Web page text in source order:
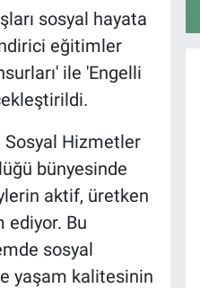
sosyal hayata
eğitimler
ile 'Engelli
Sosyal Hizmetler
bünyesinde
aktif, üretken
ediyor. Bu
sosyal
yaşam kalitesinin